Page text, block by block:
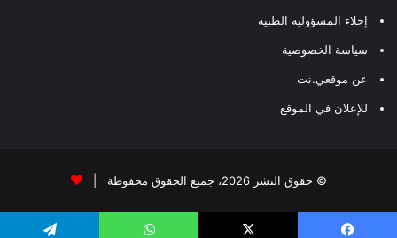
إخلاء المسؤولية الطبية
سياسة الخصوصية
عن موقعي.نت
للإعلان في الموقع
© حقوق النشر 2026، جميع الحقوق محفوظة |